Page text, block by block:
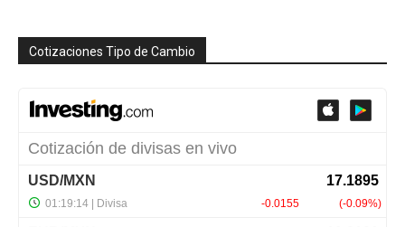
Cotizaciones Tipo de Cambio